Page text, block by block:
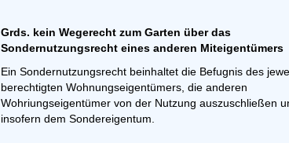
Grds. kein Wegerecht zum Garten über das
Sondernutzungsrecht eines anderen Miteigentümers
Ein Sondernutzungsrecht beinhaltet die Befugnis des
berechtigten Wohnungseigentümers, die anderen
Wohriungseigentümer von der Nutzung auszuschließen
insofern dem Sondereigentum.